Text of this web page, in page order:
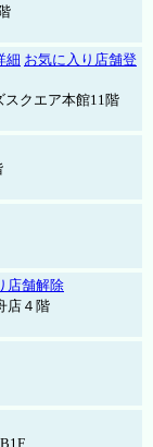
細 お気に入り店舗登
クエア本館11階
店舗解除
店４階